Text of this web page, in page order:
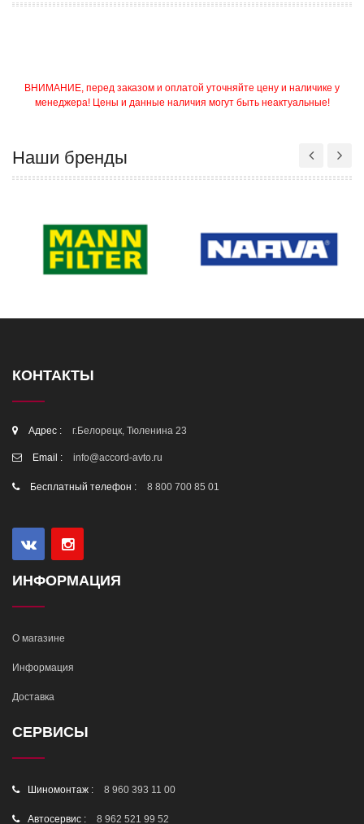
ВНИМАНИЕ, перед заказом и оплатой уточняйте цену и наличике у
менеджера! Цены и данные наличия могут быть неактуальные!
Наши бренды
КОНТАКТЫ
Адрес : г.Белорецк, Тюленина 23
Email : info@accord-avto.ru
Бесплатный телефон : 8 800 700 85 01
ИНФОРМАЦИЯ
О магазине
Информация
Доставка
СЕРВИСЫ
Шиномонтаж : 8 960 393 11 00
Автосервис : 8 962 521 99 52